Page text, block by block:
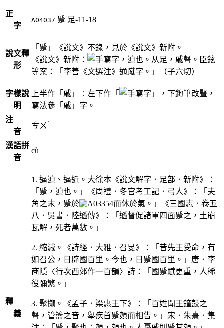
正
字
A04037 蹙 足-11-18
說文釋
形
「蹙」《說文》不錄，見於《說文》新附。
《說文》新附：
，迫也。从足，戚聲。臣鉉
等案：「李善《文選注》通蹴字。」（子六切）
字樣說
明
上半作「戚」︰左下作「
」，下鉤筆改豎，
寫法參「戚」字。
注
音
ㄘㄨ ˋ
漢語拼
音
cù
釋
義
1. 逼迫、逼近。大徐本《說文解字．足部．新附》：
「蹙，迫也。」《周禮．冬官考工記．弓人》：「夫
角之末，蹙於
而休於氣。」《三國志．卷五
八．吳書．陸遜傳》：「遜督促諸軍四面蹙之，土崩
瓦解，死者萬數。」
2. 縮減。《詩經．大雅．召旻》：「昔先王受命，有
如召公，日辟國百里。今也，日蹙國百里。」唐．李
商隱〈行次西郊作一百韻〉詩：「國蹙賦更重，人稀
役彌繁。」
3. 聚攏。《孟子．梁惠王下》：「百姓聞王鐘鼓之
聲，管籥之音，舉疾首蹙頞而相告。」宋．朱熹．集